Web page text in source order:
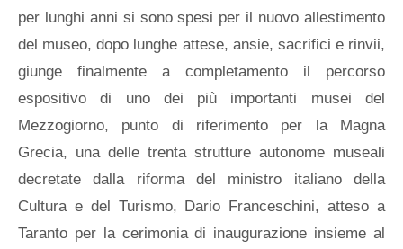
per lunghi anni si sono spesi per il nuovo allestimento
del museo, dopo lunghe attese, ansie, sacrifici e rinvii,
giunge finalmente a completamento il percorso
espositivo di uno dei più importanti musei del
Mezzogiorno, punto di riferimento per la Magna
Grecia, una delle trenta strutture autonome museali
decretate dalla riforma del ministro italiano della
Cultura e del Turismo, Dario Franceschini, atteso a
Taranto per la cerimonia di inaugurazione insieme al